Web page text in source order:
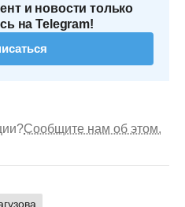
и новости только
на Telegram!
Сообщите нам об этом.